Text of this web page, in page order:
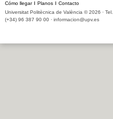
Cómo llegar Planos
Contacto
Universitat Politècnica de València © 2026 · Tel.
(+34) 96 387 90 00 · informacion@upv.es